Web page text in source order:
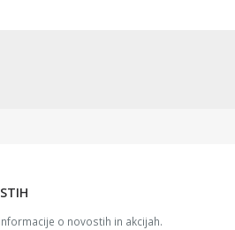
o novostih in akcijah.